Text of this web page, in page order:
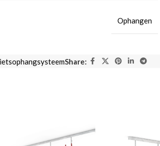
Ophangen
Share: